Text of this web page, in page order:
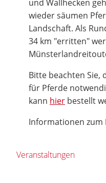
und Wallhecken
wieder säumen
Landschaft. Als
34 km "erritten"
Bitte beachten Sie,
für Pferde
kann hier bestellt
Informationen zum
Veranstaltungen